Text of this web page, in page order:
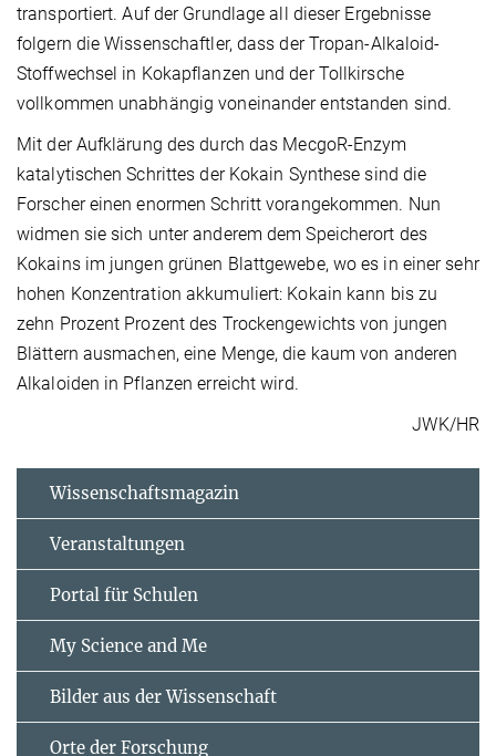
transportiert. Auf der Grundlage all dieser Ergebnisse
folgern die Wissenschaftler, dass der Tropan-Alkaloid-
Stoffwechsel in Kokapflanzen und der Tollkirsche
vollkommen unabhängig voneinander entstanden sind.
Mit der Aufklärung des durch das MecgoR-Enzym
katalytischen Schrittes der Kokain Synthese sind die
Forscher einen enormen Schritt vorangekommen. Nun
widmen sie sich unter anderem dem Speicherort des
Kokains im jungen grünen Blattgewebe, wo es in einer sehr
hohen Konzentration akkumuliert: Kokain kann bis zu
zehn Prozent Prozent des Trockengewichts von jungen
Blättern ausmachen, eine Menge, die kaum von anderen
Alkaloiden in Pflanzen erreicht wird.
JWK/HR
Wissenschaftsmagazin
Veranstaltungen
Portal für Schulen
My Science and Me
Bilder aus der Wissenschaft
Orte der Forschung